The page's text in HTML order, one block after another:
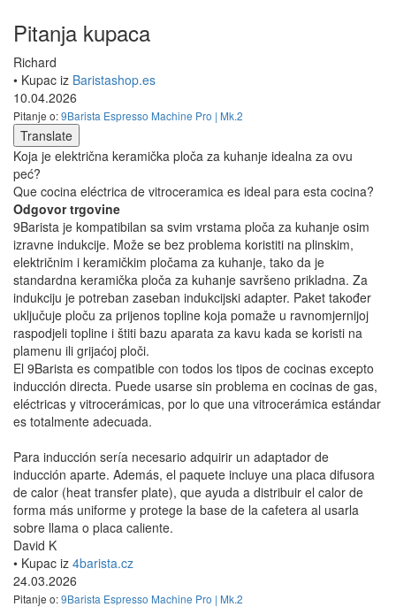
Pitanja kupaca
Richard
• Kupac iz Baristashop.es
10.04.2026
Pitanje o:9Barista Espresso Machine Pro | Mk.2
Translate
Koja je električna keramička ploča za kuhanje idealna za ovu
peć?
Que cocina eléctrica de vitroceramica es ideal para esta cocina?
Odgovor trgovine
9Barista je kompatibilan sa svim vrstama ploča za kuhanje osim
izravne indukcije. Može se bez problema koristiti na plinskim,
električnim i keramičkim pločama za kuhanje, tako da je
standardna keramička ploča za kuhanje savršeno prikladna. Za
indukciju je potreban zaseban indukcijski adapter. Paket također
uključuje ploču za prijenos topline koja pomaže u ravnomjernijoj
raspodjeli topline i štiti bazu aparata za kavu kada se koristi na
plamenu ili grijaćoj ploči.
El 9Barista es compatible con todos los tipos de cocinas excepto
inducción directa. Puede usarse sin problema en cocinas de gas,
eléctricas y vitrocerámicas, por lo que una vitrocerámica estándar
es totalmente adecuada.
Para inducción sería necesario adquirir un adaptador de
inducción aparte. Además, el paquete incluye una placa difusora
de calor (heat transfer plate), que ayuda a distribuir el calor de
forma más uniforme y protege la base de la cafetera al usarla
sobre llama o placa caliente.
David K
• Kupac iz 4barista.cz
24.03.2026
Pitanje o:9Barista Espresso Machine Pro | Mk.2